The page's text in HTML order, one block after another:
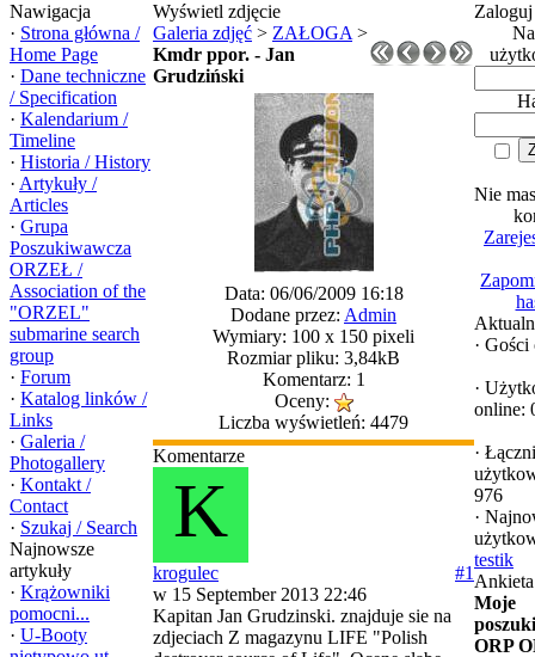
Nawigacja
· Strona główna /
Home Page
· Dane techniczne
/ Specification
· Kalendarium /
Timeline
· Historia / History
· Artykuły /
Articles
· Grupa
Poszukiwawcza
ORZEŁ /
Association of the
"ORZEL"
submarine search
group
· Forum
· Katalog linków /
Links
· Galeria /
Photogallery
· Kontakt /
Contact
· Szukaj / Search
Najnowsze
artykuły
· Krążowniki
pomocni...
· U-Booty
Wyświetl zdjęcie
Galeria zdjęć > ZAŁOGA >
Kmdr ppor. - Jan
Grudziński
Data: 06/06/2009 16:18
Dodane przez: Admin
Wymiary: 100 x 150 pixeli
Rozmiar pliku: 3,84kB
Komentarz: 1
Oceny:
Liczba wyświetleń: 4479
Komentarze
K
#1
krogulec
w 15 September 2013 22:46
Kapitan Jan Grudzinski. znajduje sie na
zdjeciach Z magazynu LIFE "Polish
Zaloguj
Nie
· Gości
·
online:
·
976
·
testik
Ankieta
Moje
ORP